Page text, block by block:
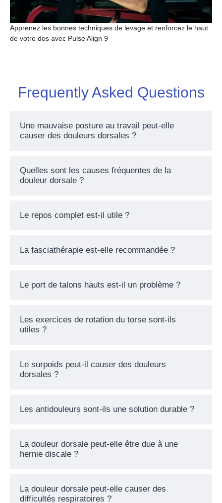
Apprenez les bonnes techniques de levage et renforcez le haut
de votre dos avec Pulse Align 9
Frequently Asked Questions
Une mauvaise posture au travail peut-elle
causer des douleurs dorsales ?
Quelles sont les causes fréquentes de la
douleur dorsale ?
Le repos complet est-il utile ?
La fasciathérapie est-elle recommandée ?
Le port de talons hauts est-il un problème ?
Les exercices de rotation du torse sont-ils
utiles ?
Le surpoids peut-il causer des douleurs
dorsales ?
Les antidouleurs sont-ils une solution durable ?
La douleur dorsale peut-elle être due à une
hernie discale ?
La douleur dorsale peut-elle causer des
difficultés respiratoires ?